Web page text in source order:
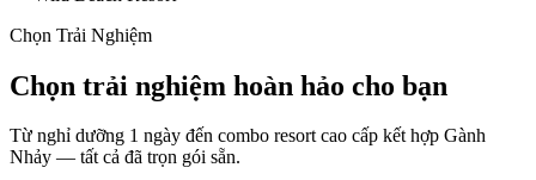
Chọn Trải Nghiệm
Chọn trải nghiệm hoàn hảo cho bạn
Từ nghỉ dưỡng 1 ngày đến combo resort cao cấp kết hợp Gành
Nhảy — tất cả đã trọn gói sẵn.